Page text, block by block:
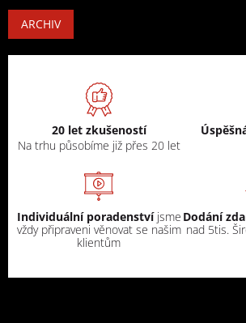
ARCHIV
20 let zkušeností
Na trhu působíme již přes 20 let
Individuální poradenstvíjsme
vždy připraveni věnovat se našim
klientům
Dodání
nad 5tis.